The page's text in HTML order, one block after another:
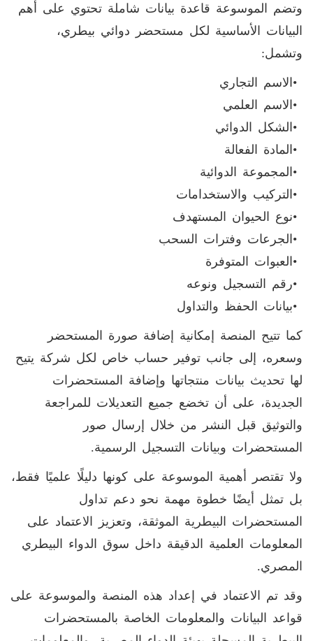
وتضم الموسوعة قاعدة بيانات شاملة تحتوي على أهم
البيانات الأساسية لكل مستحضر دوائي بيطري،
وتشمل:
•الاسم التجاري
•الاسم العلمي
•الشكل الدوائي
•المادة الفعالة
•المجموعة الدوائية
•التركيب والاستخدامات
•نوع الحيوان المستهدف
•الجرعات وفترات السحب
•العبوات المتوفرة
•رقم التسجيل ونوعه
•بيانات الحفظ والتداول
كما تتيح المنصة إمكانية إضافة صورة المستحضر
وسعره، إلى جانب توفير حساب خاص لكل شركة يتيح
لها تحديث بيانات منتجاتها وإضافة المستحضرات
الجديدة، على أن تخضع جميع التعديلات للمراجعة
والتوثيق قبل النشر من خلال إرسال صور
المستحضرات وبيانات التسجيل الرسمية.
ولا تقتصر أهمية الموسوعة على كونها دليلًا علميًا فقط،
بل تمثل أيضًا خطوة مهمة نحو دعم تداول
المستحضرات البيطرية الموثقة، وتعزيز الاعتماد على
المعلومات العلمية الدقيقة داخل سوق الدواء البيطري
المصري.
وقد تم الاعتماد في إعداد هذه المنصة والموسوعة على
قواعد البيانات والمعلومات الخاصة بالمستحضرات